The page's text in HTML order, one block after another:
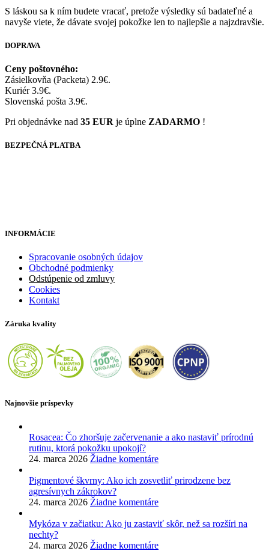
S láskou sa k ním budete vracať, pretože výsledky sú badateľné a
navyše viete, že dávate svojej pokožke len to najlepšie a najzdravšie.
DOPRAVA
Ceny poštovného:
Zásielkovňa (Packeta) 2.9€.
Kuriér 3.9€.
Slovenská pošta 3.9€.
Pri objednávke nad 35 EUR je úplne ZADARMO !
BEZPEČNÁ PLATBA
INFORMÁCIE
Spracovanie osobných údajov
Obchodné podmienky
Odstúpenie od zmluvy
Cookies
Kontakt
Záruka kvality
Najnovšie príspevky
Rosacea: Čo zhoršuje začervenanie a ako nastaviť prírodnú
rutinu, ktorá pokožku upokojí?
24. marca 2026 Žiadne komentáre
Pigmentové škvrny: Ako ich zosvetliť prirodzene bez
agresívnych zákrokov?
24. marca 2026 Žiadne komentáre
Mykóza v začiatku: Ako ju zastaviť skôr, než sa rozšíri na
nechty?
24. marca 2026 Žiadne komentáre